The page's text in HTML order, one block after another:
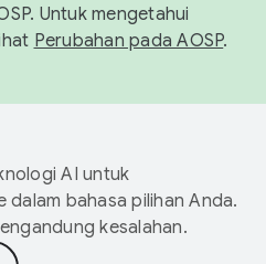
Untuk mengetahui
Perubahan pada AOSP.
AI untuk
dalam bahasa pilihan Anda.
kesalahan.